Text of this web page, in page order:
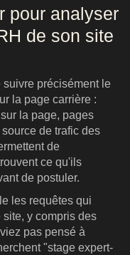
pour analyser
de son site
précisément le
la page carrière :
la page, pages
de trafic des
de
ce qu'ils
de postuler.
les requêtes qui
y compris des
pas pensé à
"stage expert-